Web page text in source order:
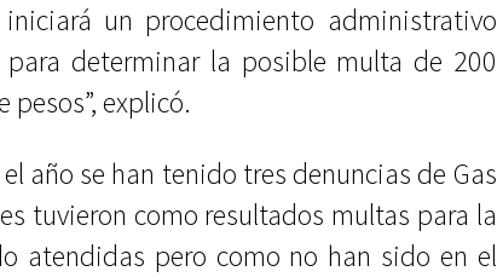
un procedimiento administrativo
determinar la posible multa de 200
explicó.
año se han tenido tres denuncias de Gas
tuvieron como resultados multas para la
atendidas pero como no han sido en el